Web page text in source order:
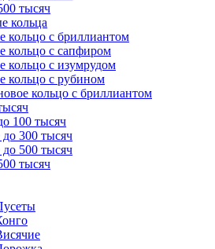
тысяч
кольца
кольцо с бриллиантом
кольцо с сапфиром
кольцо с изумрудом
кольцо с рубином
кольцо с бриллиантом
100 тысяч
300 тысяч
500 тысяч
тысяч